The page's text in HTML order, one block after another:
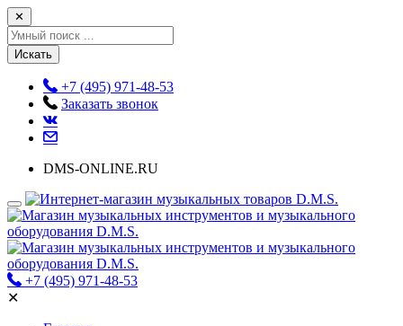
✕
Искать
+7 (495) 971-48-53
Заказать звонок
DMS-ONLINE.RU
+7 (495) 971-48-53
✕